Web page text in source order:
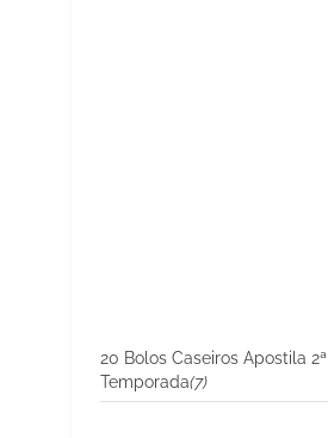
20 Bolos Caseiros Apostila 2ª
Temporada(7)